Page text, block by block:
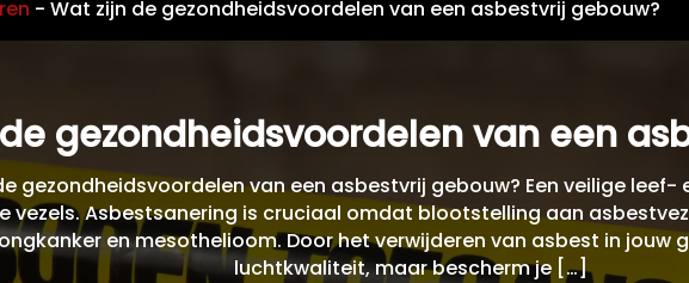
-Wat zijn de gezondheidsvoordelen van een asbestvrij gebouw?
gezondheidsvoordelen van een
gezondheidsvoordelen van een asbestvrij gebouw? Een veilige
vezels. Asbestsanering is cruciaal omdat blootstelling aan
en mesothelioom. Door het verwijderen van asbest in jouw
luchtkwaliteit, maar bescherm je […]